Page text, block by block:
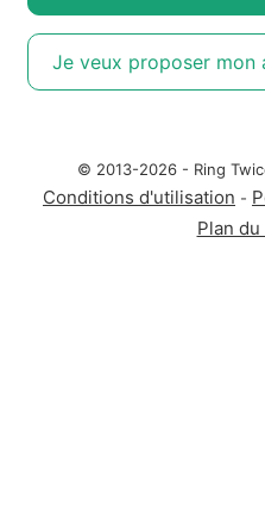
Je veux proposer mon
© 2013-2026 - Ring
Conditions d'utilisation -
Plan